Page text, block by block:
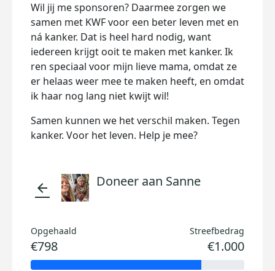
Wil jij me sponsoren? Daarmee zorgen we
samen met KWF voor een beter leven met en
ná kanker. Dat is heel hard nodig, want
iedereen krijgt ooit te maken met kanker. Ik
ren speciaal voor mijn lieve mama, omdat ze
er helaas weer mee te maken heeft, en omdat
ik haar nog lang niet kwijt wil!
Samen kunnen we het verschil maken. Tegen
kanker. Voor het leven. Help je mee?
arrow_back Doneer aan Sanne
Opgehaald
€798
Streefbedrag
€1.000